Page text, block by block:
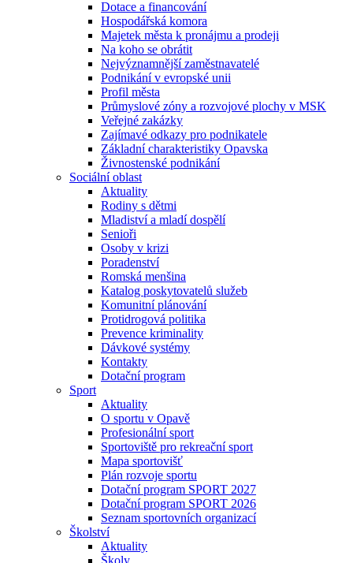
Dotace a financování
Hospodářská komora
Majetek města k pronájmu a prodeji
Na koho se obrátit
Nejvýznamnější zaměstnavatelé
Podnikání v evropské unii
Profil města
Průmyslové zóny a rozvojové plochy v MSK
Veřejné zakázky
Zajímavé odkazy pro podnikatele
Základní charakteristiky Opavska
Živnostenské podnikání
Sociální oblast
Aktuality
Rodiny s dětmi
Mladiství a mladí dospělí
Senioři
Osoby v krizi
Poradenství
Romská menšina
Katalog poskytovatelů služeb
Komunitní plánování
Protidrogová politika
Prevence kriminality
Dávkové systémy
Kontakty
Dotační program
Sport
Aktuality
O sportu v Opavě
Profesionální sport
Sportoviště pro rekreační sport
Mapa sportovišť
Plán rozvoje sportu
Dotační program SPORT 2027
Dotační program SPORT 2026
Seznam sportovních organizací
Školství
Aktuality